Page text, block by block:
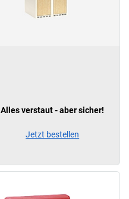
Alles verstaut - aber sicher!
Jetzt bestellen